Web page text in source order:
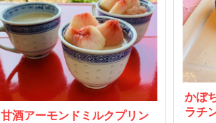
かぼ
ラチ
甘酒アーモンドミルクプリン